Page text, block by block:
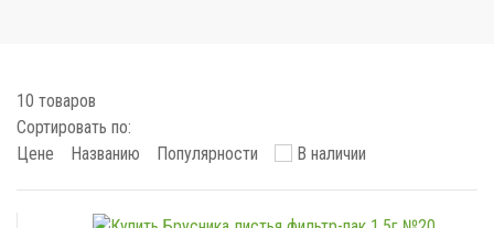
10 товаров
Сортировать по:
Цене
Названию Популярности В наличии